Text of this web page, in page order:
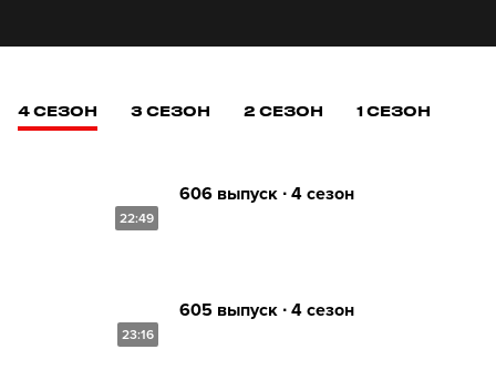
4 СЕЗОН 3 СЕЗОН 2 СЕЗОН 1 СЕЗОН
22:49
606 выпуск ∙ 4 сезон
23:16
605 выпуск ∙ 4 сезон